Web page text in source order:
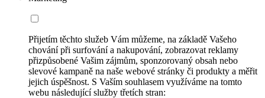
Přijetím těchto služeb Vám můžeme, na základě Vašeho
chování při surfování a nakupování, zobrazovat reklamy
přizpůsobené Vašim zájmům, sponzorovaný obsah nebo
slevové kampaně na naše webové stránky či produkty a měřit
jejich úspěšnost. S Vaším souhlasem využíváme na tomto
webu následující služby třetích stran: